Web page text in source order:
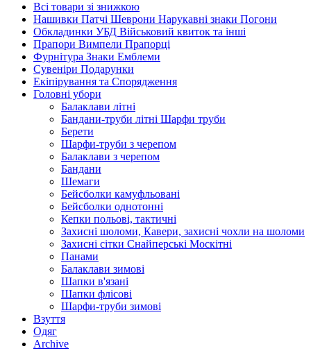
Всі товари зі знижкою
Нашивки Патчі Шеврони Нарукавні знаки Погони
Обкладинки УБД Військовий квиток та інші
Прапори Вимпели Прапорці
Фурнітура Знаки Емблеми
Сувеніри Подарунки
Екіпірування та Спорядження
Головні убори
Балаклави літні
Бандани-труби літні Шарфи труби
Берети
Шарфи-труби з черепом
Балаклави з черепом
Бандани
Шемаги
Бейсболки камуфльовані
Бейсболки однотонні
Кепки польові, тактичні
Захисні шоломи, Кавери, захисні чохли на шоломи
Захисні сітки Снайперські Москітні
Панами
Балаклави зимові
Шапки в'язані
Шапки флісові
Шарфи-труби зимові
Взуття
Одяг
Archive